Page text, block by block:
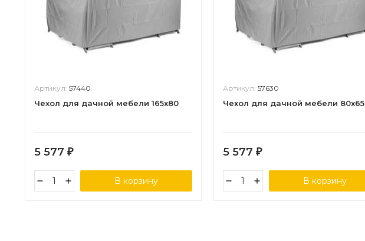
Артикул: 57440
Чехол для дачной мебели 165x80
5 577 ₽
В корзину
Артикул: 57630
Чехол для дачной мебели 80х65
5 577 ₽
В корзину